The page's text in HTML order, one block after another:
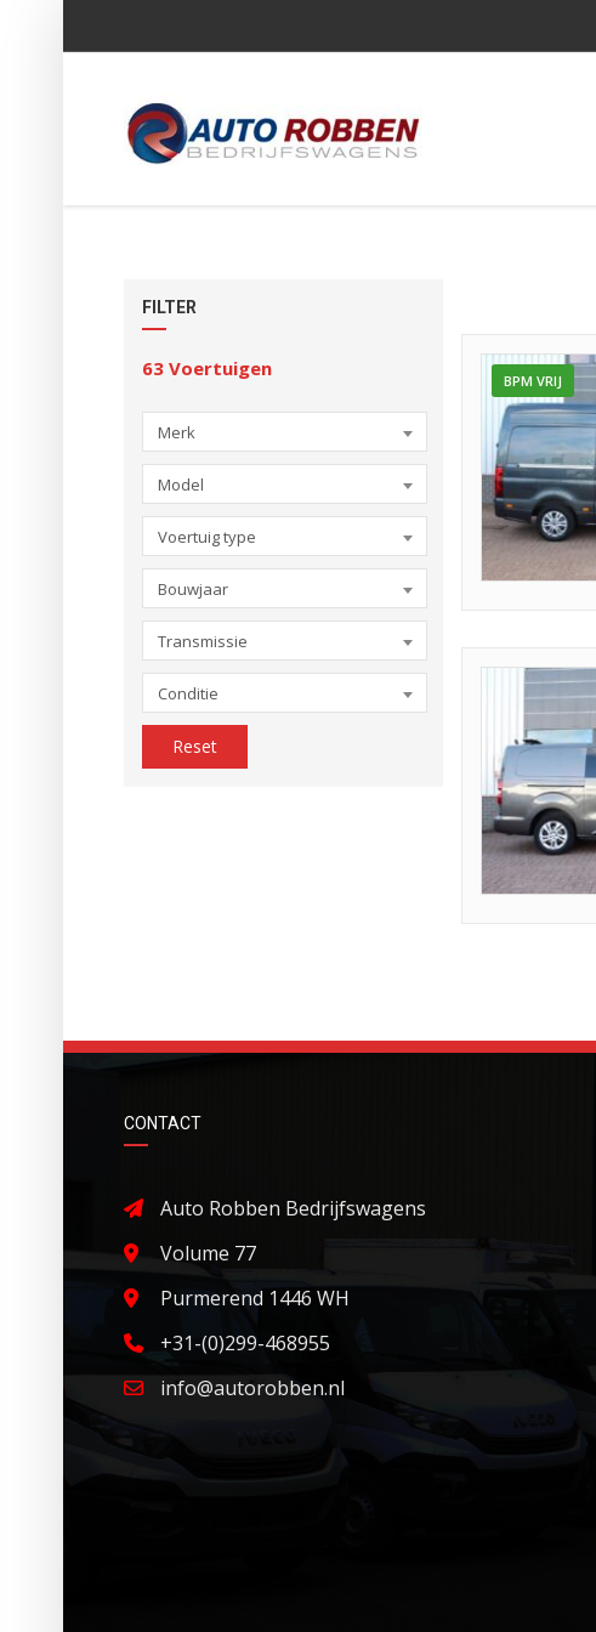
FILTER
63 Voertuigen
Merk
Model
Voertuig type
Bouwjaar
Transmissie
Conditie
Reset
BPM VRIJ
CONTACT
Auto Robben Bedrijfswagens
Volume 77
Purmerend 1446 WH
+31-(0)299-468955
info@autorobben.nl